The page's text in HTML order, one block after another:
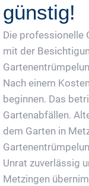
günstig!
Die professionelle
mit der
Nach einem
beginnen. Das
Gartenabfällen.
dem Garten in
Unrat zuverlässig
Metzingen